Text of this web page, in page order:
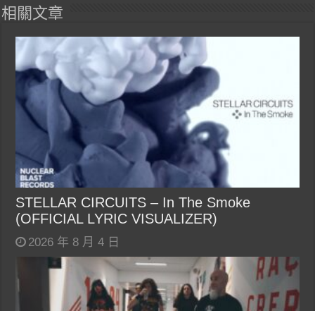
相關文章
STELLAR CIRCUITS – In The Smoke
(OFFICIAL LYRIC VISUALIZER)
2026 年 8 月 4 日